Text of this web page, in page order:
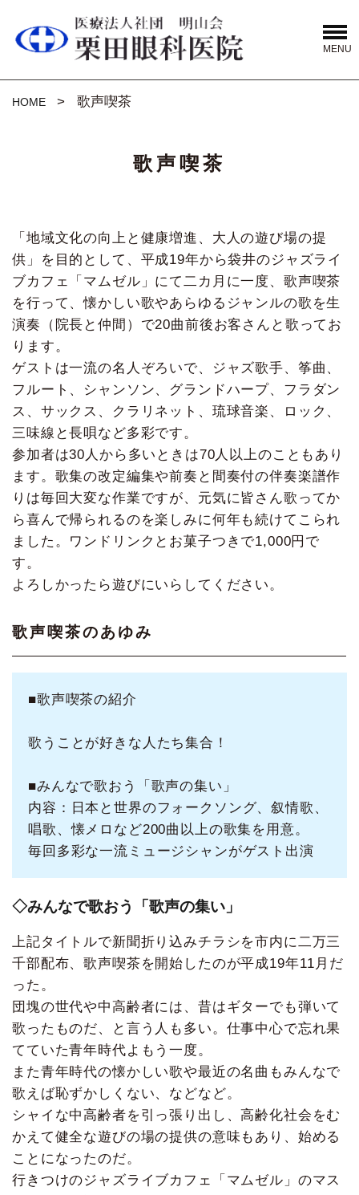
MENU
HOME 歌声喫茶
歌声喫茶
「地域文化の向上と健康増進、大人の遊び場の提
供」を目的として、平成19年から袋井のジャズライ
ブカフェ「マムゼル」にて二カ月に一度、歌声喫茶
を行って、懐かしい歌やあらゆるジャンルの歌を生
演奏（院長と仲間）で20曲前後お客さんと歌ってお
ります。
ゲストは一流の名人ぞろいで、ジャズ歌手、筝曲、
フルート、シャンソン、グランドハープ、フラダン
ス、サックス、クラリネット、琉球音楽、ロック、
三味線と長唄など多彩です。
参加者は30人から多いときは70人以上のこともあり
ます。歌集の改定編集や前奏と間奏付の伴奏楽譜作
りは毎回大変な作業ですが、元気に皆さん歌ってか
ら喜んで帰られるのを楽しみに何年も続けてこられ
ました。ワンドリンクとお菓子つきで1,000円で
す。
よろしかったら遊びにいらしてください。
歌声喫茶のあゆみ
■歌声喫茶の紹介
歌うことが好きな人たち集合！
■みんなで歌おう「歌声の集い」
内容：日本と世界のフォークソング、叙情歌、
唱歌、懐メロなど200曲以上の歌集を用意。
毎回多彩な一流ミュージシャンがゲスト出演
◇みんなで歌おう「歌声の集い」
上記タイトルで新聞折り込みチラシを市内に二万三
千部配布、歌声喫茶を開始したのが平成19年11月だ
った。
団塊の世代や中高齢者には、昔はギターでも弾いて
歌ったものだ、と言う人も多い。仕事中心で忘れ果
てていた青年時代よもう一度。
また青年時代の懐かしい歌や最近の名曲もみんなで
歌えば恥ずかしくない、などなど。
シャイな中高齢者を引っ張り出し、高齢化社会をむ
かえて健全な遊びの場の提供の意味もあり、始める
ことになったのだ。
行きつけのジャズライブカフェ「マムゼル」のマス